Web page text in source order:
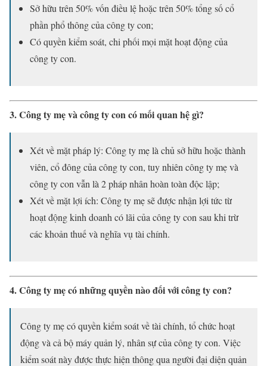
Sở hữu trên 50% vốn điều lệ hoặc trên 50% tổng số cổ
phần phổ thông của công ty con;
Có quyền kiểm soát, chi phối mọi mặt hoạt động của
công ty con.
3. Công ty mẹ và công ty con có mối quan hệ gì?
Xét về mặt pháp lý: Công ty mẹ là chủ sở hữu hoặc thành
viên, cổ đông của công ty con, tuy nhiên công ty mẹ và
công ty con vẫn là 2 pháp nhân hoàn toàn độc lập;
Xét về mặt lợi ích: Công ty mẹ sẽ được nhận lợi tức từ
hoạt động kinh doanh có lãi của công ty con sau khi trừ
các khoản thuế và nghĩa vụ tài chính.
4. Công ty mẹ có những quyền nào đối với công ty con?
Công ty mẹ có quyền kiểm soát về tài chính, tổ chức hoạt
động và cả bộ máy quản lý, nhân sự của công ty con. Việc
kiểm soát này được thực hiện thông qua người đại diện quản